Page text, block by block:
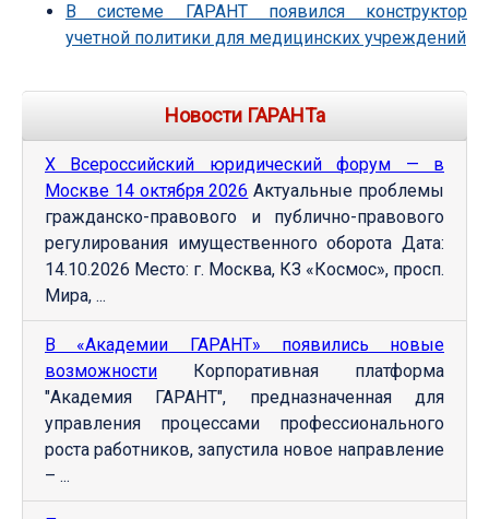
В системе ГАРАНТ появился конструктор
учетной политики для медицинских учреждений
Новости ГАРАНТа
Х Всероссийский юридический форум — в
Москве 14 октября 2026 Актуальные проблемы
гражданско-правового и публично-правового
регулирования имущественного оборота Дата:
14.10.2026 Место: г. Москва, КЗ «Космос», просп.
Мира, ...
В «Академии ГАРАНТ» появились новые
возможности Корпоративная платформа
"Академия ГАРАНТ", предназначенная для
управления процессами профессионального
роста работников, запустила новое направление
– ...